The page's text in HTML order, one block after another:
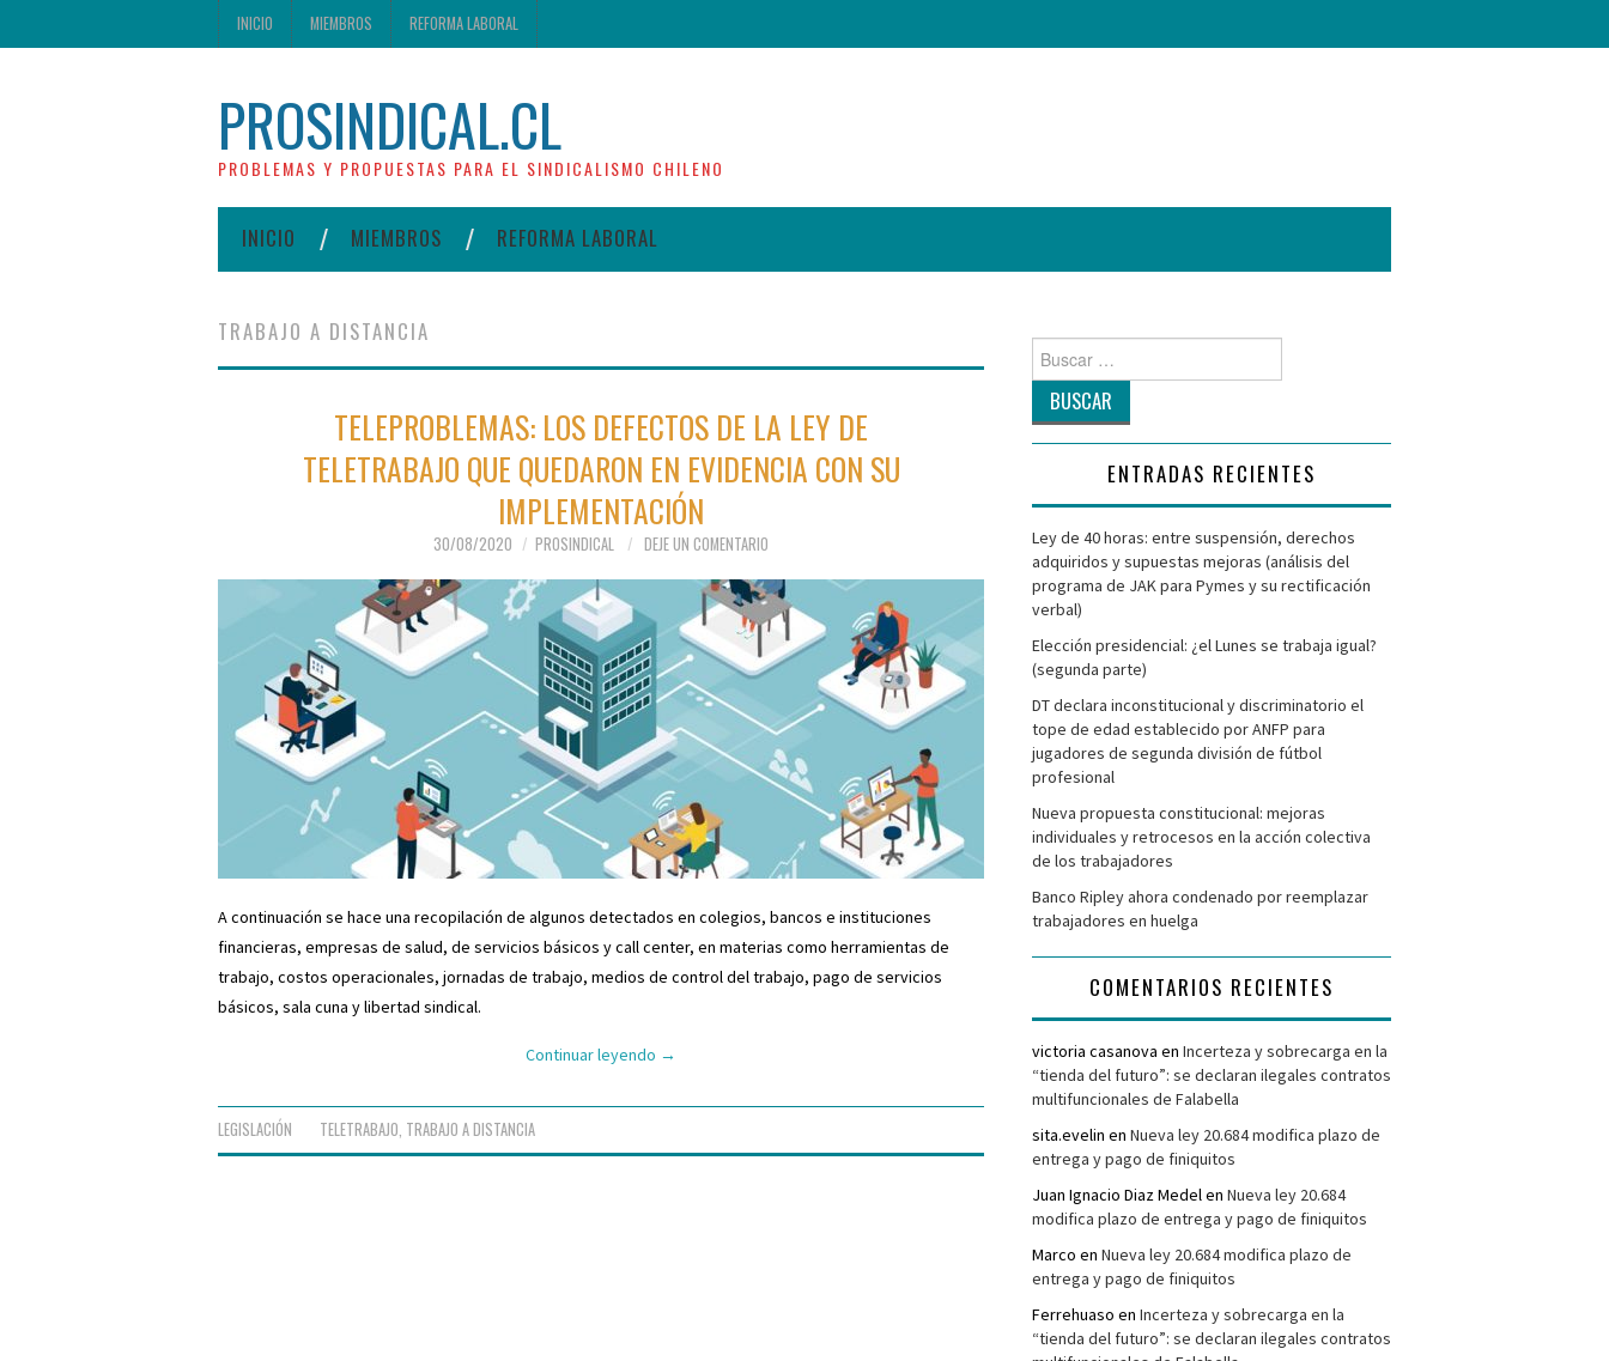
INICIO MIEMBROS REFORMA LABORAL
PROSINDICAL.CL
PROBLEMAS Y PROPUESTAS PARA EL SINDICALISMO CHILENO
INICIO MIEMBROS REFORMA LABORAL
TRABAJO A DISTANCIA
TELEPROBLEMAS: LOS DEFECTOS DE LA LEY DE
TELETRABAJO QUE QUEDARON EN EVIDENCIA CON SU
IMPLEMENTACIÓN
30/08/2020 PROSINDICAL DEJE UN COMENTARIO
A continuación se hace una recopilación de algunos detectados en colegios, bancos e instituciones
financieras, empresas de salud, de servicios básicos y call center, en materias como herramientas de
trabajo, costos operacionales, jornadas de trabajo, medios de control del trabajo, pago de servicios
básicos, sala cuna y libertad sindical.
Continuar leyendo →
LEGISLACIÓN TELETRABAJO TRABAJO A DISTANCIA
Buscar
por:
ENTRADAS RECIENTES
Ley de 40 horas: entre suspensión, derechos
adquiridos y supuestas mejoras (análisis del
programa de JAK para Pymes y su rectificación
verbal)
Elección presidencial: ¿el Lunes se trabaja igual?
(segunda parte)
DT declara inconstitucional y discriminatorio el
tope de edad establecido por ANFP para
jugadores de segunda división de fútbol
profesional
Nueva propuesta constitucional: mejoras
individuales y retrocesos en la acción colectiva
de los trabajadores
Banco Ripley ahora condenado por reemplazar
trabajadores en huelga
COMENTARIOS RECIENTES
victoria casanova en Incerteza y sobrecarga en la
“tienda del futuro”: se declaran ilegales contratos
multifuncionales de Falabella
sita.evelin en Nueva ley 20.684 modifica plazo de
entrega y pago de finiquitos
Juan Ignacio Diaz Medelen Nueva ley 20.684
modifica plazo de entrega y pago de finiquitos
Marco en Nueva ley 20.684 modifica plazo de
entrega y pago de finiquitos
Ferrehuaso en Incerteza y sobrecarga en la
“tienda del futuro”: se declaran ilegales contratos